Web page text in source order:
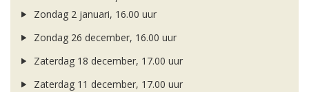
Zondag 2 januari, 16.00 uur
Zondag 26 december, 16.00 uur
Zaterdag 18 december, 17.00 uur
Zaterdag 11 december, 17.00 uur